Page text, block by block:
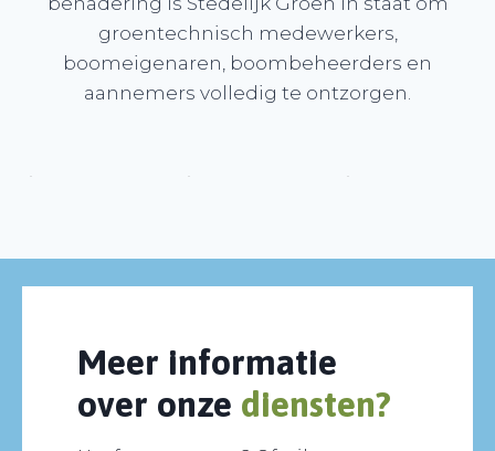
groentechnisch medewerkers,
boomeigenaren, boombeheerders en
aannemers volledig te ontzorgen.
Meer informatie
over onze diensten?